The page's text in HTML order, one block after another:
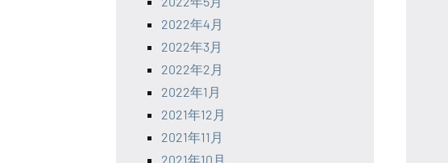
2022年4月
2022年3月
2022年2月
2022年1月
2021年12月
2021年11月
2021年10月